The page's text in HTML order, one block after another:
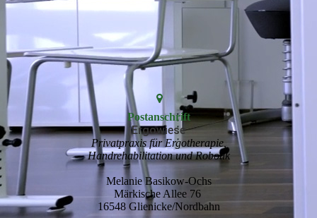
Postanschrift
Ergowiese
Privatpraxis für Ergotherapie,
Handrehabilitation und Robotik
Melanie Basikow-Ochs
Märkische Allee 76
16548 Glienicke/Nordbahn